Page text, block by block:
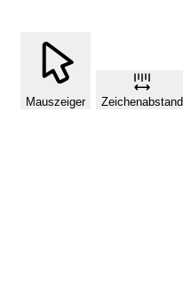
Mauszeiger Zeichenabstand